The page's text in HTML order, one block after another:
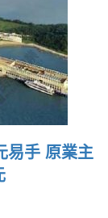
易手 原業主